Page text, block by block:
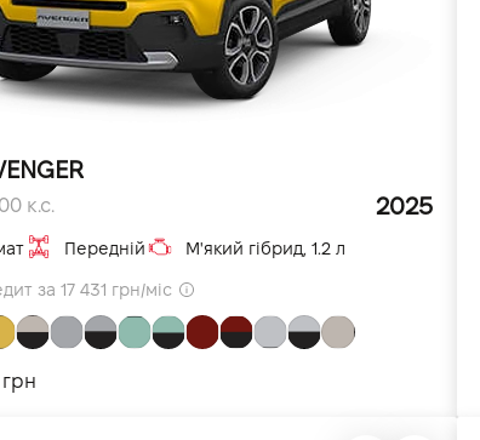
к.с. 2025
Передній М'який гібрид, 1.2 л
за 17 431 грн/міс